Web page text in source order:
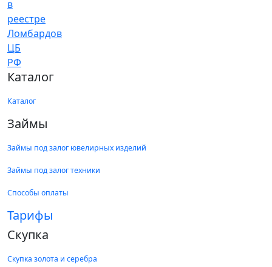
Каталог
Каталог
Займы
Займы под залог ювелирных изделий
Займы под залог техники
Способы оплаты
Тарифы
Скупка
Скупка золота и серебра